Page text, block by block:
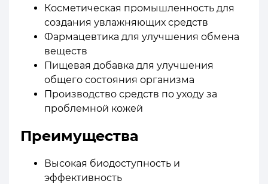
Косметическая промышленность для
создания увлажняющих средств
Фармацевтика для улучшения обмена
веществ
Пищевая добавка для улучшения
общего состояния организма
Производство средств по уходу за
проблемной кожей
Преимущества
Высокая биодоступность и
эффективность